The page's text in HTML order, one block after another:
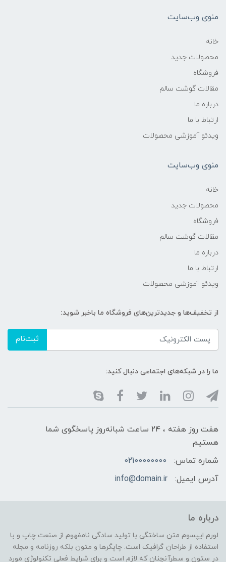
منوی وب‌سایت
خانه
محصولات جدید
فروشگاه
مقالات گوشت سالم
درباره ما
ارتباط با ما
ویدئو آموزشی محصولات
منوی وب‌سایت
خانه
محصولات جدید
فروشگاه
مقالات گوشت سالم
درباره ما
ارتباط با ما
ویدئو آموزشی محصولات
از تخفیف‌ها و جدیدترین‌های فروشگاه ما باخبر شوید:
ثبت‌نام
ما را در شبکه‌های اجتماعی دنبال کنید:
هفت روز هفته ، ۲۴ ساعت شبانه‌روز پاسخگوی شما
هستیم
شماره تماس:
02100000000
آدرس ایمیل:
info@domain.ir
درباره ما
لورم ایپسوم متن ساختگی با تولید سادگی نامفهوم از صنعت چاپ و با
استفاده از طراحان گرافیک است. چاپگرها و متون بلکه روزنامه و مجله
در ستون و سطرآنچنان که لازم است و برای شرایط فعلی تکنولوژی مورد